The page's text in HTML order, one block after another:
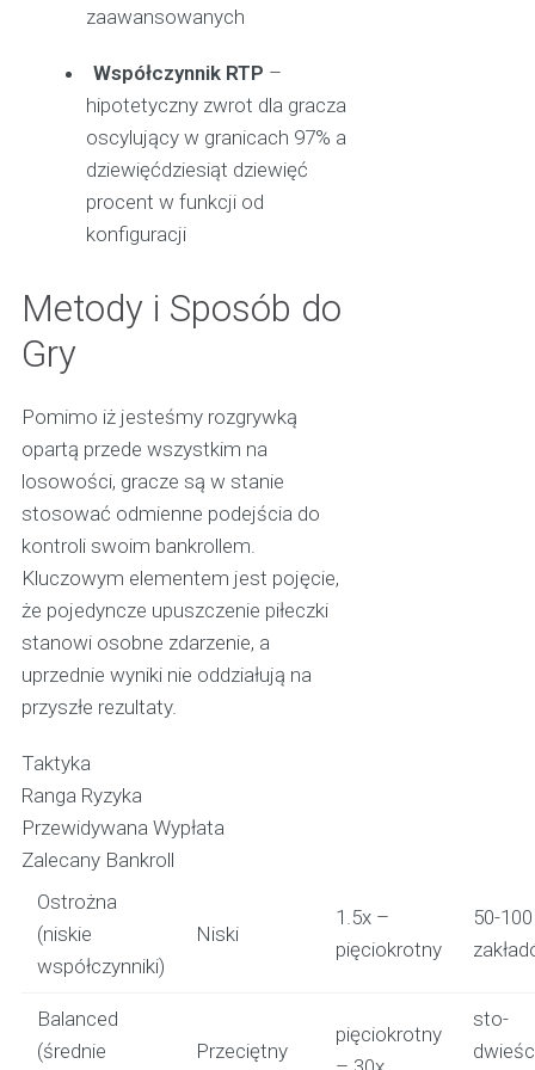
zaawansowanych
Współczynnik RTP –
hipotetyczny zwrot dla gracza
oscylujący w granicach 97% a
dziewięćdziesiąt dziewięć
procent w funkcji od
konfiguracji
Metody i Sposób do
Gry
Pomimo iż jesteśmy rozgrywką
opartą przede wszystkim na
losowości, gracze są w stanie
stosować odmienne podejścia do
kontroli swoim bankrollem.
Kluczowym elementem jest pojęcie,
że pojedyncze upuszczenie piłeczki
stanowi osobne zdarzenie, a
uprzednie wyniki nie oddziałują na
przyszłe rezultaty.
Taktyka
Ranga Ryzyka
Przewidywana Wypłata
Zalecany Bankroll
Ostrożna
(niskie
współczynniki)
Niski
1.5x –
pięciokrotny
50-100
Balanced
(średnie
Przeciętny
pięciokrotny
sto-